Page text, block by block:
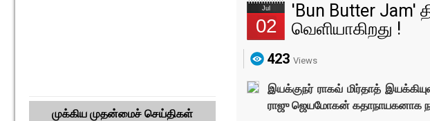
Jul
02
'Bun Butter Jam'
வெளியாகிறது !
423 Views
இயக்குநர் ராகவ் மிர்தாத்
ராஜு ஜெயமோகன் கதாநாயகனாக
முக்கிய முதன்மைச் செய்திகள்